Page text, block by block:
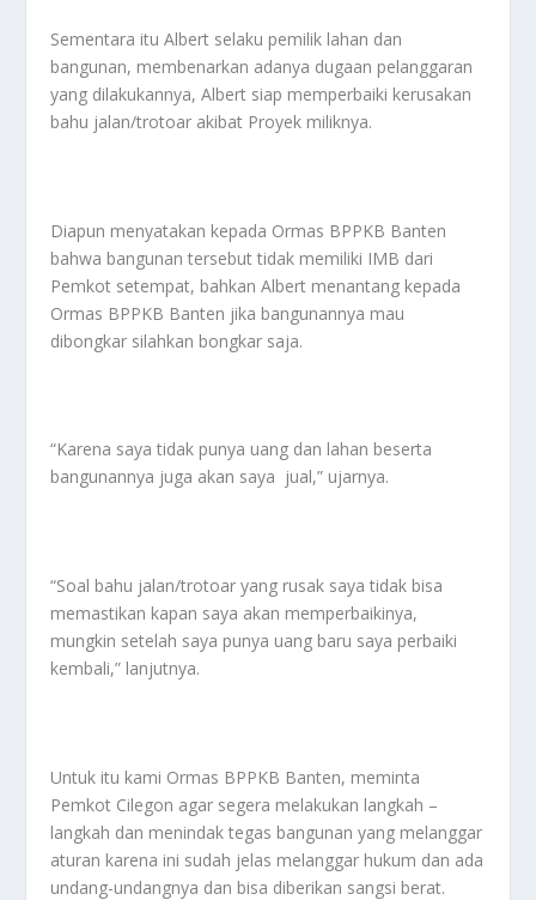
Sementara itu Albert selaku pemilik lahan dan
bangunan, membenarkan adanya dugaan pelanggaran
yang dilakukannya, Albert siap memperbaiki kerusakan
bahu jalan/trotoar akibat Proyek miliknya.
Diapun menyatakan kepada Ormas BPPKB Banten
bahwa bangunan tersebut tidak memiliki IMB dari
Pemkot setempat, bahkan Albert menantang kepada
Ormas BPPKB Banten jika bangunannya mau
dibongkar silahkan bongkar saja.
“Karena saya tidak punya uang dan lahan beserta
bangunannya juga akan saya jual,” ujarnya.
“Soal bahu jalan/trotoar yang rusak saya tidak bisa
memastikan kapan saya akan memperbaikinya,
mungkin setelah saya punya uang baru saya perbaiki
kembali,” lanjutnya.
Untuk itu kami Ormas BPPKB Banten, meminta
Pemkot Cilegon agar segera melakukan langkah –
langkah dan menindak tegas bangunan yang melanggar
aturan karena ini sudah jelas melanggar hukum dan ada
undang-undangnya dan bisa diberikan sangsi berat.